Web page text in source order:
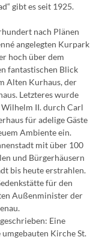
gibt es seit 1925.
nach Plänen
angelegten Kurpark
hoch über dem
fantastischen Blick
Alten Kurhaus, der
Letzteres wurde
II. durch Carl
für adelige Gäste
Ambiente ein.
mit über 100
und Bürgerhäusern
bis heute erstrahlen.
für den
Außenminister der
Eine
Kirche St.